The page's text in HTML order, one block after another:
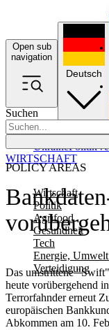
Open sub
navigation
Suchen
POLICY AREAS
Wirtschaft
Politik
Agrifood
Gesundheit
Tech
Energie,
Verteidigung
UkrainePolitik
Deutsch
Das umstrittene
heute vorübergehend
Terrorfahnder erneut
europäischen
Abkommen am 10.
WIRTSCHAFT